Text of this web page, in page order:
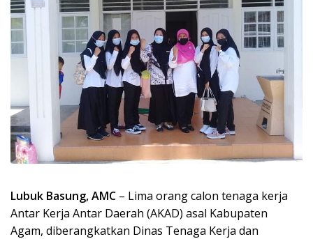
Lubuk Basung, AMC – Lima orang calon tenaga kerja
Antar Kerja Antar Daerah (AKAD) asal Kabupaten
Agam, diberangkatkan Dinas Tenaga Kerja dan